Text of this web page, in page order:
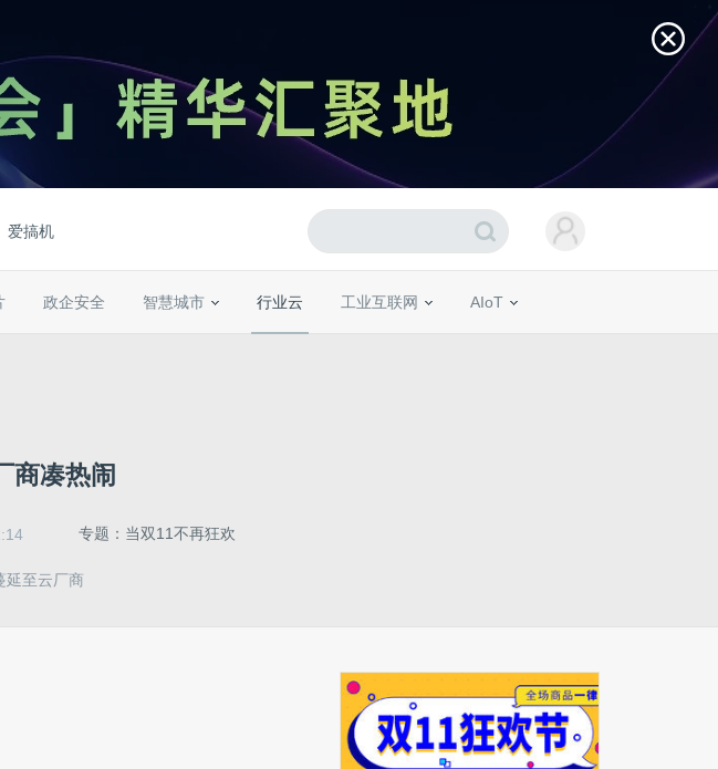
爱搞机
政企安全 智慧城市 行业云 工业互联网 AIoT
商凑热闹
专题：当双11不再狂欢
延至云厂商